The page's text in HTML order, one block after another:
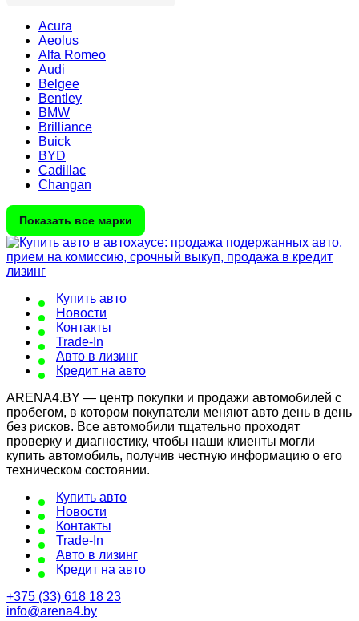
Acura
Aeolus
Alfa Romeo
Audi
Belgee
Bentley
BMW
Brilliance
Buick
BYD
Cadillac
Changan
Показать все марки
Купить авто
Новости
Контакты
Trade-In
Авто в лизинг
Кредит на авто
ARENA4.BY — центр покупки и продажи автомобилей с
пробегом, в котором покупатели меняют авто день в день
без рисков. Все автомобили тщательно проходят
проверку и диагностику, чтобы наши клиенты могли
купить автомобиль, получив честную информацию о его
техническом состоянии.
Купить авто
Новости
Контакты
Trade-In
Авто в лизинг
Кредит на авто
+375 (33) 618 18 23
info@arena4.by